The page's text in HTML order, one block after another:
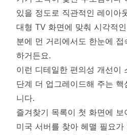
있을 정도로 직관적인 레이아
대형 TV 화면에 맞춰 시각적
분에 먼 거리에서도 한눈에
하거든요.
이런 디테일한 편의성 개선이
단계 더 업그레이드해 주는
니다.
즐겨찾기 목록이 첫 화면에
미국 서버를 찾아 헤맬 필요